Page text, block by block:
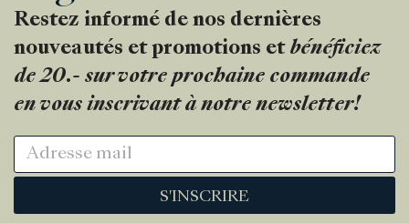
Restez informé de nos dernières
nouveautés et promotions et bénéficiez
de 20.- sur votre prochaine commande
en vous inscrivant à notre newsletter!
S'INSCRIRE